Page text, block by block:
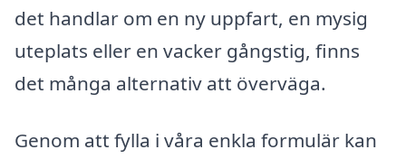
det handlar om en ny uppfart, en mysig
uteplats eller en vacker gångstig, finns
det många alternativ att överväga.
Genom att fylla i våra enkla formulär kan